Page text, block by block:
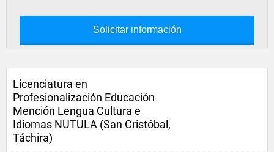
Solicitar información
Licenciatura en
Profesionalización Educación
Mención Lengua Cultura e
Idiomas NUTULA (San Cristóbal,
Táchira)